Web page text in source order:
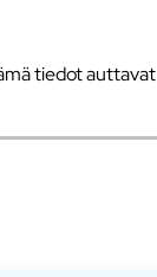
tiedot auttavat